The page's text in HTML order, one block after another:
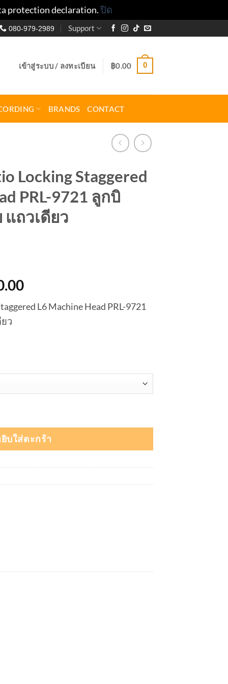
protection declaration.ปิด
080-979-2989 Support
เข้าสู่ระบบ / ลงทะเบียน ฿0.00 0
BRANDS CONTACT
Locking Staggered
PRL-9721 ลูกบิ
ถวเดียว
Current
is: L6 Machine Head PRL-9721
ว
บใส่ตะกร้า